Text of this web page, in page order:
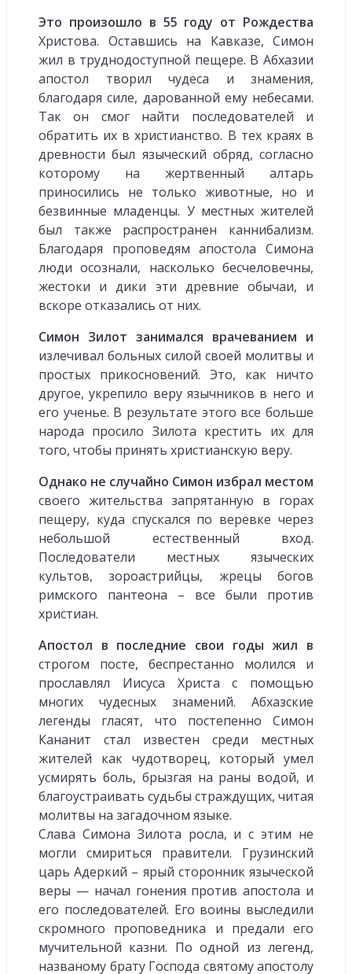
Это произошло в 55 году от Рождества
Христова. Оставшись на Кавказе, Симон
жил в труднодоступной пещере. В Абхазии
апостол творил чудеса и знамения,
благодаря силе, дарованной ему небесами.
Так он смог найти последователей и
обратить их в христианство. В тех краях в
древности был языческий обряд, согласно
которому на жертвенный алтарь
приносились не только животные, но и
безвинные младенцы. У местных жителей
был также распространен каннибализм.
Благодаря проповедям апостола Симона
люди осознали, насколько бесчеловечны,
жестоки и дики эти древние обычаи, и
вскоре отказались от них.
Симон Зилот занимался врачеванием и
излечивал больных силой своей молитвы и
простых прикосновений. Это, как ничто
другое, укрепило веру язычников в него и
его ученье. В результате этого все больше
народа просило Зилота крестить их для
того, чтобы принять христианскую веру.
Однако не случайно Симон избрал местом
своего жительства запрятанную в горах
пещеру, куда спускался по веревке через
небольшой естественный вход.
Последователи местных языческих
культов, зороастрийцы, жрецы богов
римского пантеона – все были против
христиан.
Апостол в последние свои годы жил в
строгом посте, беспрестанно молился и
прославлял Иисуса Христа с помощью
многих чудесных знамений. Абхазские
легенды гласят, что постепенно Симон
Кананит стал известен среди местных
жителей как чудотворец, который умел
усмирять боль, брызгая на раны водой, и
благоустраивать судьбы страждущих, читая
молитвы на загадочном языке.
Слава Симона Зилота росла, и с этим не
могли смириться правители. Грузинский
царь Адеркий – ярый сторонник языческой
веры — начал гонения против апостола и
его последователей. Его воины выследили
скромного проповедника и предали его
мучительной казни. По одной из легенд,
названому брату Господа святому апостолу